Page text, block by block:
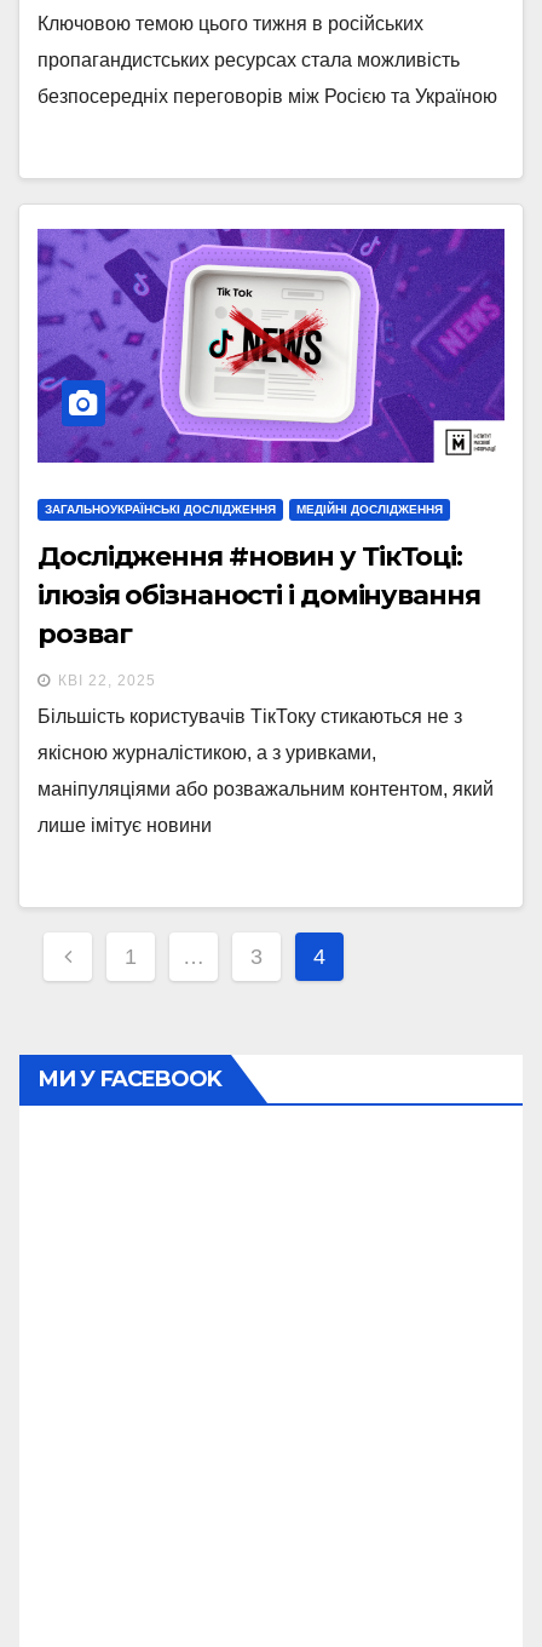
Ключовою темою цього тижня в російських
пропагандистських ресурсах стала можливість
безпосередніх переговорів між Росією та Україною
ЗАГАЛЬНОУКРАЇНСЬКІ ДОСЛІДЖЕННЯ МЕДІЙНІ ДОСЛІДЖЕННЯ
Дослідження #новин у ТікТоці:
ілюзія обізнаності і домінування
розваг
КВІ 22, 2025
Більшість користувачів ТікТоку стикаються не з
якісною журналістикою, а з уривками,
маніпуляціями або розважальним контентом, який
лише імітує новини
Навігація
записів
1 … 3 4
МИ У FACEBOOK